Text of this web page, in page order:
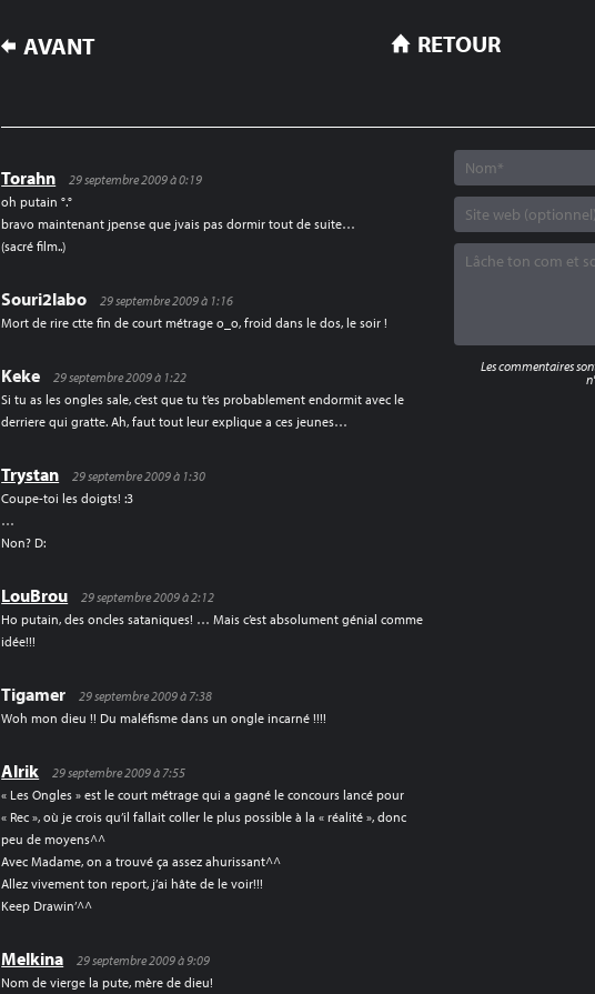
NAVIGATION
AVANT RETOUR
Torahn
29 septembre 2009 à 0:19
oh putain °.°
bravo maintenant jpense que jvais pas dormir tout de suite…
(sacré film..)
Souri2labo
29 septembre 2009 à 1:16
Mort de rire ctte fin de court métrage o_o, froid dans le dos, le soir !
Keke
29 septembre 2009 à 1:22
Si tu as les ongles sale, c’est que tu t’es probablement endormit avec le
derriere qui gratte. Ah, faut tout leur explique a ces jeunes…
Trystan
29 septembre 2009 à 1:30
Coupe-toi les doigts! :3
…
Non? D:
LouBrou
29 septembre 2009 à 2:12
Ho putain, des oncles sataniques! … Mais c’est absolument génial comme
idée!!!
Tigamer
29 septembre 2009 à 7:38
Woh mon dieu !! Du maléfisme dans un ongle incarné !!!!
Alrik
29 septembre 2009 à 7:55
« Les Ongles » est le court métrage qui a gagné le concours lancé pour
« Rec », où je crois qu’il fallait coller le plus possible à la « réalité », donc
peu de moyens^^
Avec Madame, on a trouvé ça assez ahurissant^^
Allez vivement ton report, j’ai hâte de le voir!!!
Keep Drawin’^^
Melkina
29 septembre 2009 à 9:09
Nom de vierge la pute, mère de dieu!
Les commentaires